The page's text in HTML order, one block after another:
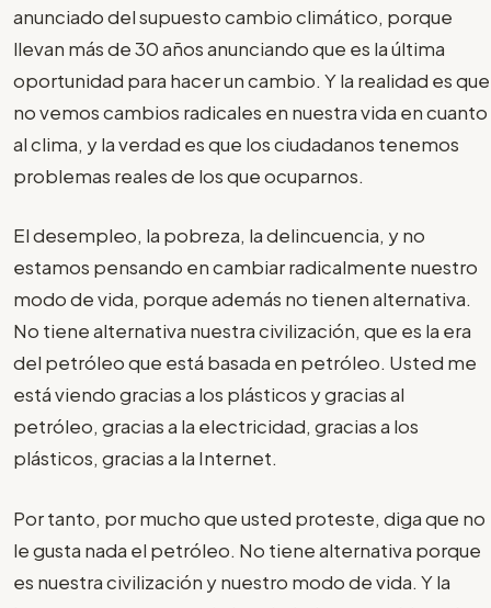
anunciado del supuesto cambio climático, porque
llevan más de 30 años anunciando que es la última
oportunidad para hacer un cambio. Y la realidad es que
no vemos cambios radicales en nuestra vida en cuanto
al clima, y la verdad es que los ciudadanos tenemos
problemas reales de los que ocuparnos.
El desempleo, la pobreza, la delincuencia, y no
estamos pensando en cambiar radicalmente nuestro
modo de vida, porque además no tienen alternativa.
No tiene alternativa nuestra civilización, que es la era
del petróleo que está basada en petróleo. Usted me
está viendo gracias a los plásticos y gracias al
petróleo, gracias a la electricidad, gracias a los
plásticos, gracias a la Internet.
Por tanto, por mucho que usted proteste, diga que no
le gusta nada el petróleo. No tiene alternativa porque
es nuestra civilización y nuestro modo de vida. Y la